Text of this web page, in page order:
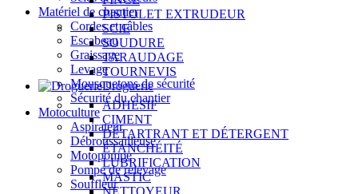
Matériel de chantier
Cordes et câbles
Escabeau
Graissage
Levage
Mousquetons de sécurité
Sécurité du chantier
Motoculture
Aspirateur
Débroussailleuse
Motopompe
Pompe de relevage
Souffleur
PISTOLET EXTRUDEUR
SCIE
SOUDURE
TARAUDAGE
TOURNEVIS
Droguerie
ADHÉSIF
CIMENT
DÉTARTRANT ET DÉTERGENT
ÉTANCHÉITÉ
LUBRIFICATION
MASTIC
NETTOYEUR